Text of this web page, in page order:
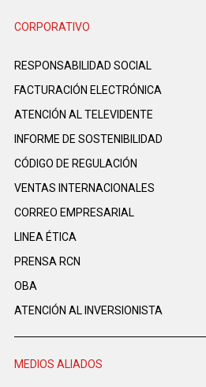
CORPORATIVO
RESPONSABILIDAD SOCIAL
FACTURACIÓN ELECTRÓNICA
ATENCIÓN AL TELEVIDENTE
INFORME DE SOSTENIBILIDAD
CÓDIGO DE REGULACIÓN
VENTAS INTERNACIONALES
CORREO EMPRESARIAL
LINEA ÉTICA
PRENSA RCN
OBA
ATENCIÓN AL INVERSIONISTA
MEDIOS ALIADOS